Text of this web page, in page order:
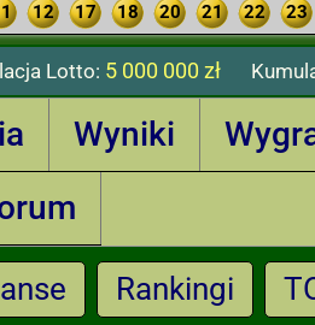
12 17 18 20 21 22 23
Lotto: 5 000 000 zł
Wyniki
Rankingi